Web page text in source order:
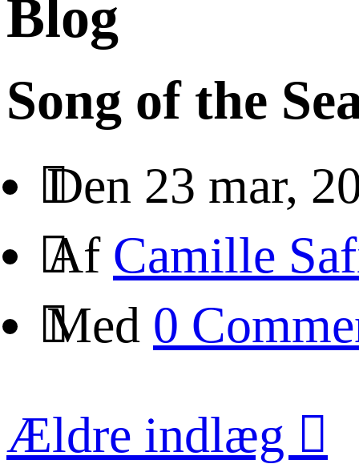
Blog
Song of the
Den 23 mar,
Af Camille
Med 0
Ældre indlæg